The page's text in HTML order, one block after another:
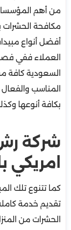
من أهم
مكافحة الحشرات
أفضل أنواع
العملاء ففي
السعودية كافة
المناسب والفعال
بكافة أنوعها
شركة
امريكي
كما تتنوع تلك
تقديم خدمة
الحشرات من